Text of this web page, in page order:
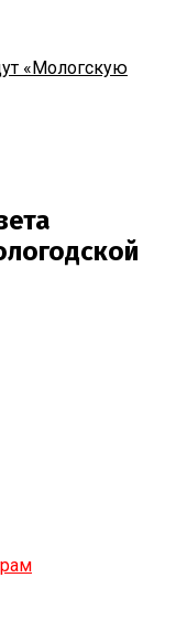
«Мологскую